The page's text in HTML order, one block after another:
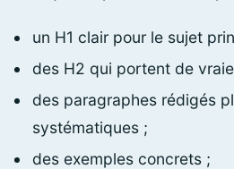
un H1 clair pour le sujet
des H2 qui portent de
des paragraphes rédigés
systématiques ;
des exemples concrets ;